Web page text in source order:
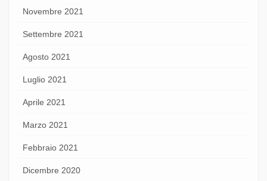
Novembre 2021
Settembre 2021
Agosto 2021
Luglio 2021
Aprile 2021
Marzo 2021
Febbraio 2021
Dicembre 2020